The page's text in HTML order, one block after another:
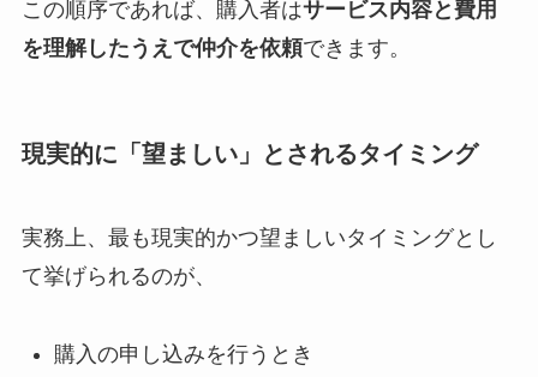
この順序であれば、購入者はサービス内容と費用
を理解したうえで仲介を依頼できます。
現実的に「望ましい」とされるタイミング
実務上、最も現実的かつ望ましいタイミングとし
て挙げられるのが、
購入の申し込みを行うとき